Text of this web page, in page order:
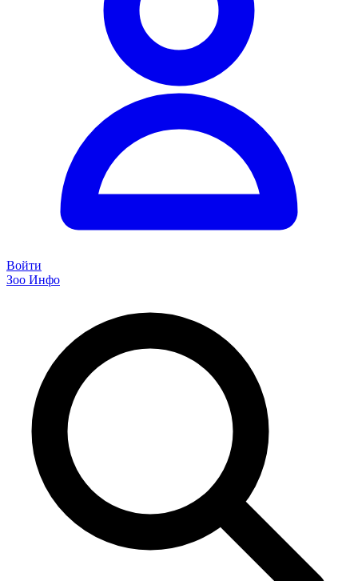
Войти
Зоо Инфо